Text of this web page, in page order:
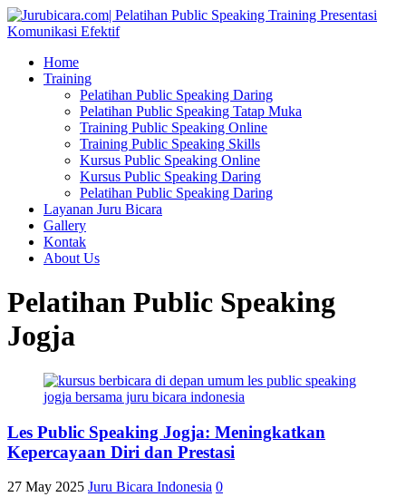
Home
Training
Pelatihan Public Speaking Daring
Pelatihan Public Speaking Tatap Muka
Training Public Speaking Online
Training Public Speaking Skills
Kursus Public Speaking Online
Kursus Public Speaking Daring
Pelatihan Public Speaking Daring
Layanan Juru Bicara
Gallery
Kontak
About Us
Pelatihan Public Speaking
Jogja
Les Public Speaking Jogja: Meningkatkan
Kepercayaan Diri dan Prestasi
27 May 2025 Juru Bicara Indonesia 0